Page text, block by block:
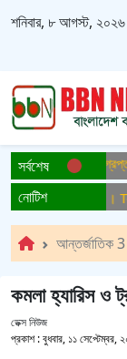
শনিবার, ৮ আগস্ট, ২০২৬
সর্বশেষ
মামলায় ফের গ্রেপ্তার
নোটিশসম্প্রচার ।। Test
আন্তর্জাতিক 3
কমলা হ্যারিস ও
ডেক্স নিউজ
প্রকাশ :বুধবার, ১১ সেপ্টেম্বর,